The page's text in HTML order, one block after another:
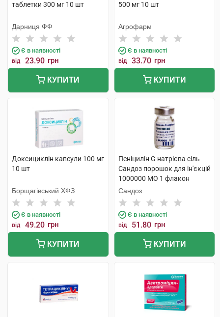
таблетки 300 мг 10 шт
Дарниця ФФ
Є в наявності
від 23.90 грн
КУПИТИ
500 мг 10 шт
Агрофарм
Є в наявності
від 33.70 грн
КУПИТИ
Доксициклін капсули 100 мг
10 шт
Борщагівський ХФЗ
Є в наявності
від 49.20 грн
КУПИТИ
Пеніцилін G натрієва сіль
Сандоз порошок для ін'єкцій
1000000 МО 1 флакон
Сандоз
Є в наявності
від 51.80 грн
КУПИТИ